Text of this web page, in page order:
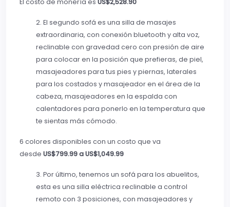
El costo de monería es US$2,528.90
2. El segundo sofá es una silla de masajes
extraordinaria, con conexión bluetooth y alta voz,
reclinable con gravedad cero con presión de aire
para colocar en la posición que prefieras, de piel,
masajeadores para tus pies y piernas, laterales
para los costados y masajeador en el área de la
cabeza, masajeadores en la espalda con
calentadores para ponerlo en la temperatura que
te sientas más cómodo.
6 colores disponibles con un costo que va
desde US$799.99 a US$1,049.99
3. Por último, tenemos un sofá para los abuelitos,
esta es una silla eléctrica reclinable a control
remoto con 3 posiciones, con masajeadores y